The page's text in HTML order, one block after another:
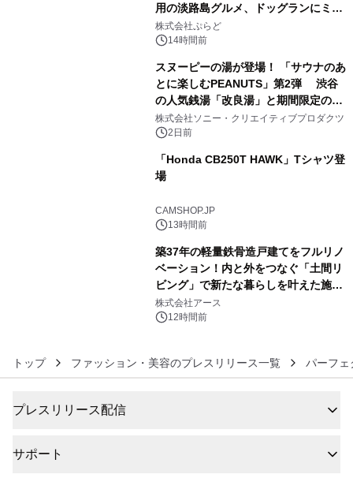
用の淡路島グルメ、ドッグランにミニ
プール グランピングとトレーラーハウ
スの2施設で
株式会社ぷらど
14時間前
スヌーピーの湯が登場！ 「サウナのあ
とに楽しむPEANUTS」第2弾 渋谷
の人気銭湯「改良湯」と期間限定のコ
ラボレーション サウナイキタイコラ
ボグッズも発売決定！
株式会社ソニー・クリエイティブプロダクツ
2日前
「Honda CB250T HAWK」Tシャツ登
場
CAMSHOP.JP
13時間前
築37年の軽量鉄骨造戸建てをフルリノ
ベーション！内と外をつなぐ「土間リ
ビング」で新たな暮らしを叶えた施工
事例を株式会社アースが公開
株式会社アース
12時間前
トップ ファッション・美容のプレスリリース一覧 パーフェ
プレスリリース配信
サポート